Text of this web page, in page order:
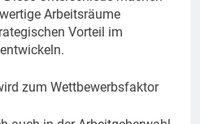
Arbeitsräume
Vorteil im
zum Wettbewerbsfaktor